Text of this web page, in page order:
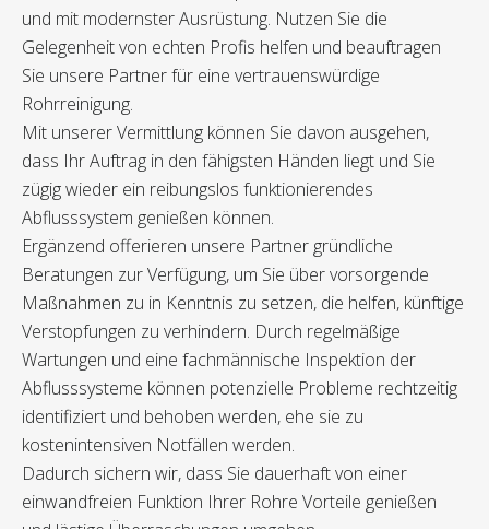
und mit modernster Ausrüstung. Nutzen Sie die
Gelegenheit von echten Profis helfen und beauftragen
Sie unsere Partner für eine vertrauenswürdige
Rohrreinigung.
Mit unserer Vermittlung können Sie davon ausgehen,
dass Ihr Auftrag in den fähigsten Händen liegt und Sie
zügig wieder ein reibungslos funktionierendes
Abflusssystem genießen können.
Ergänzend offerieren unsere Partner gründliche
Beratungen zur Verfügung, um Sie über vorsorgende
Maßnahmen zu in Kenntnis zu setzen, die helfen, künftige
Verstopfungen zu verhindern. Durch regelmäßige
Wartungen und eine fachmännische Inspektion der
Abflusssysteme können potenzielle Probleme rechtzeitig
identifiziert und behoben werden, ehe sie zu
kostenintensiven Notfällen werden.
Dadurch sichern wir, dass Sie dauerhaft von einer
einwandfreien Funktion Ihrer Rohre Vorteile genießen